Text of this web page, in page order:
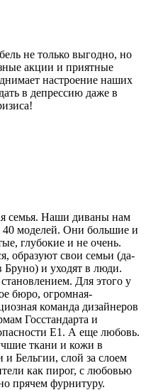
не только выгодно, но
акции и приятные
настроение наших
в депрессию даже в
семья. Наши диваны нам
моделей. Они большие и
глубокие и не очень.
образуют свои семьи (да-
Бруно) и уходят в люди.
Для этого у
бюро, огромная-
команда дизайнеров
Госстандарта и
Е1. А еще любовь.
ткани и кожи в
Бельгии, слой за слоем
как пирог, с любовью
прячем фурнитуру.